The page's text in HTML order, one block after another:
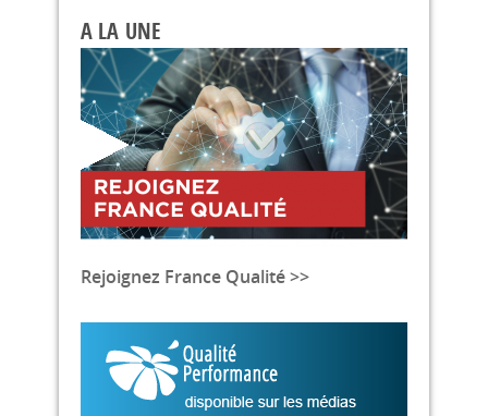
A LA UNE
Rejoignez France Qualité >>